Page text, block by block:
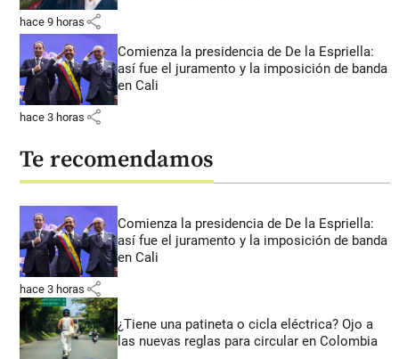
hace 9 horas share
Comienza la presidencia de De la Espriella:
así fue el juramento y la imposición de banda
en Cali
hace 3 horas share
Te recomendamos
Comienza la presidencia de De la Espriella:
así fue el juramento y la imposición de banda
en Cali
hace 3 horas share
¿Tiene una patineta o cicla eléctrica? Ojo a
las nuevas reglas para circular en Colombia